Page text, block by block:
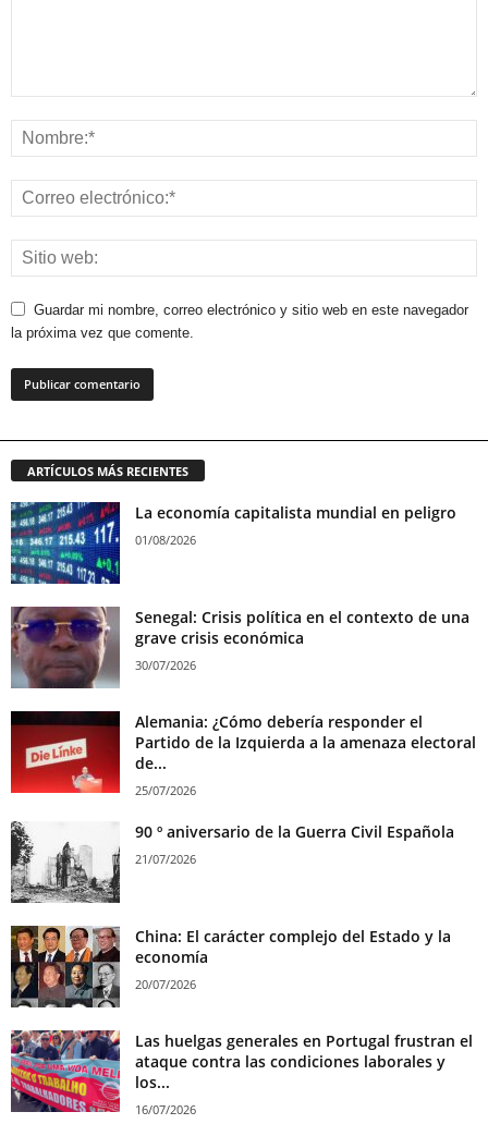
Guardar mi nombre, correo electrónico y sitio web en este navegador
la próxima vez que comente.
ARTÍCULOS MÁS RECIENTES
La economía capitalista mundial en peligro
01/08/2026
Senegal: Crisis política en el contexto de una
grave crisis económica
30/07/2026
Alemania: ¿Cómo debería responder el
Partido de la Izquierda a la amenaza electoral
de...
25/07/2026
90 º aniversario de la Guerra Civil Española
21/07/2026
China: El carácter complejo del Estado y la
economía
20/07/2026
Las huelgas generales en Portugal frustran el
ataque contra las condiciones laborales y
los...
16/07/2026